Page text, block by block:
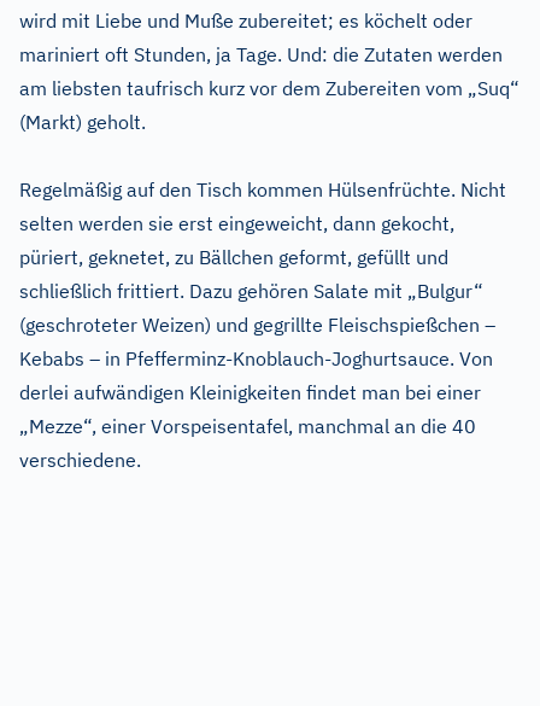
wird mit Liebe und Muße zubereitet; es köchelt oder
mariniert oft Stunden, ja Tage. Und: die Zutaten werden
am liebsten taufrisch kurz vor dem Zubereiten vom „Suq“
(Markt) geholt.
Regelmäßig auf den Tisch kommen Hülsenfrüchte. Nicht
selten werden sie erst eingeweicht, dann gekocht,
püriert, geknetet, zu Bällchen geformt, gefüllt und
schließlich frittiert. Dazu gehören Salate mit „Bulgur“
(geschroteter Weizen) und gegrillte Fleischspießchen –
Kebabs – in Pfefferminz-Knoblauch-Joghurtsauce. Von
derlei aufwändigen Kleinigkeiten findet man bei einer
„Mezze“, einer Vorspeisentafel, manchmal an die 40
verschiedene.